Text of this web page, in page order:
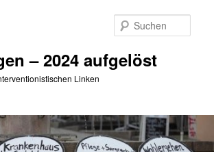
– 2024 aufgelöst
Linken